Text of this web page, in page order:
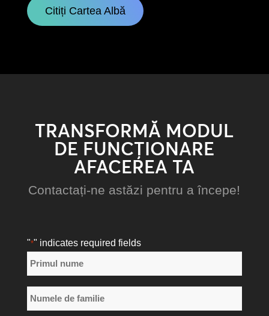
Citiți Cartea Albă
TRANSFORMĂ MODUL
DE FUNCȚIONARE
AFACEREA TA
Contactați-ne astăzi pentru a începe!
"*" indicates required fields
Nume
*
nume